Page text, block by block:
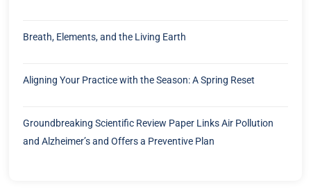
Breath, Elements, and the Living Earth
Aligning Your Practice with the Season: A Spring Reset
Groundbreaking Scientific Review Paper Links Air Pollution
and Alzheimer’s and Offers a Preventive Plan